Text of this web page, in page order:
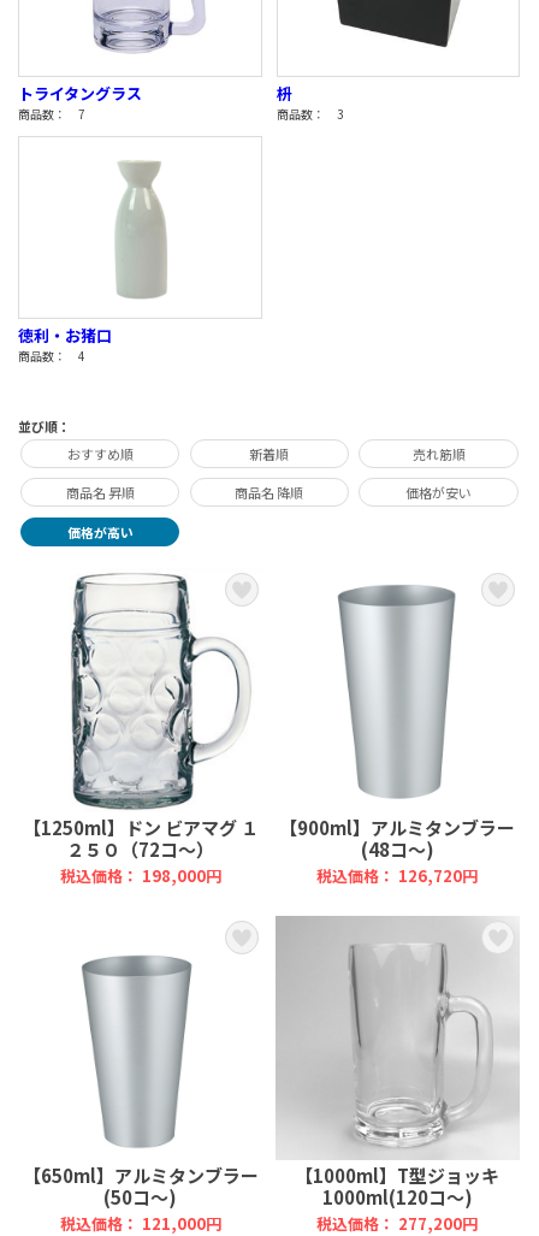
トライタングラス
商品数： 7
枡
商品数： 3
徳利・お猪口
商品数： 4
並び順：
おすすめ順
新着順 売れ筋順
商品名 昇順 商品名 降順 価格が安い
価格が高い
【1250ml】ドン ビアマグ １
２５０（72コ～）
税込価格： 198,000円
【900ml】アルミタンブラー
(48コ～)
税込価格： 126,720円
【650ml】アルミタンブラー
(50コ～)
税込価格： 121,000円
【1000ml】T型ジョッキ
1000ml(120コ～)
税込価格： 277,200円